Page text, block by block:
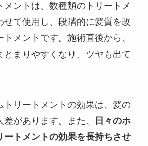
メントは、数種類のトリートメ
せて使用し、段階的に髪質を改
メントです。施術直後から、
とまりやすくなり、ツヤも出て
トリートメントの効果は、髪の
があります。また、
日々のホ
ートメントの効果を長持ちさせ